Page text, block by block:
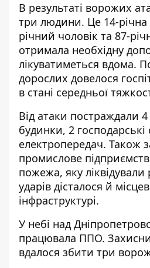
В результаті ворожих
три людини. Це 14-річна
річний чоловік та 87-
отримала необхідну
лікуватиметься вдома.
дорослих довелося
в стані середньої
Від атаки постраждали 4
будинки, 2 господарські
електропередач. Також
промислове
пожежа, яку
ударів дісталося й
інфраструктурі.
У небі над
працювала ППО.
вдалося збити три